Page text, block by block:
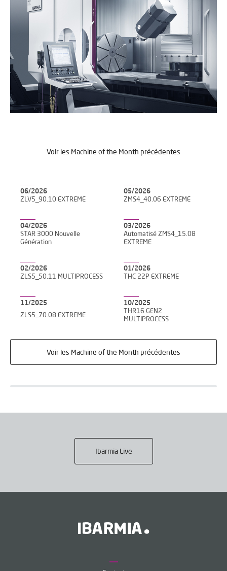
Voir les Machine of the Month précédentes
06/2026
ZLV5_90.10 EXTREME
05/2026
ZMS4_40.06 EXTREME
04/2026
STAR 3000 Nouvelle
Génération
03/2026
Automatisé ZMS4_15.08
EXTREME
02/2026
ZLS5_50.11 MULTIPROCESS
01/2026
THC 22P EXTREME
11/2025
ZLS5_70.08 EXTREME
10/2025
THR16 GEN2
MULTIPROCESS
Voir les Machine of the Month précédentes
Ibarmia Live